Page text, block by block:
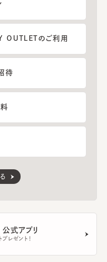
OUTLETのご利用
待
式アプリ
レゼント！